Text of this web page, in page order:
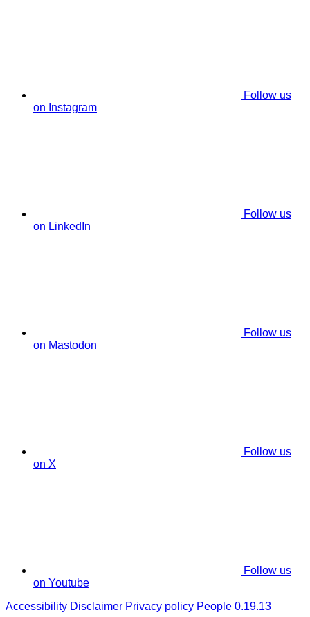
Follow us
on Instagram
Follow us
on LinkedIn
Follow us
on Mastodon
Follow us
on X
Follow us
on Youtube
Accessibility Disclaimer Privacy policy People 0.19.13